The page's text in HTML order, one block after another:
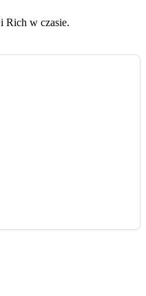
Rich w czasie.